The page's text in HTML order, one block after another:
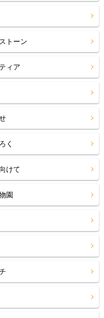
トーン
ィア
く
けて
園